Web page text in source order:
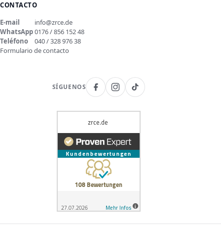
CONTACTO
E-mail
info@zrce.de
WhatsApp0176 / 856 152 48
Teléfono
040 / 328 976 38
Formulario de contacto
SÍGUENOS